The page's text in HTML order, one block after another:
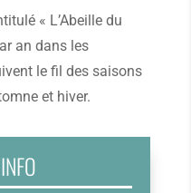
« L’Abeille du
an dans les
le fil des saisons
et hiver.